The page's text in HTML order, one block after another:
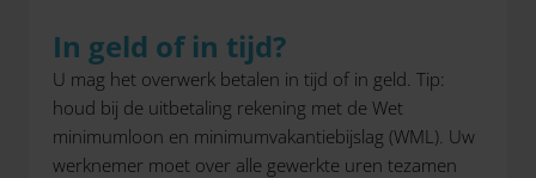
In geld of in tijd?
U mag het overwerk betalen in tijd of in geld. Tip:
houd bij de uitbetaling rekening met de Wet
minimumloon en minimumvakantiebijslag (WML). Uw
werknemer moet over alle gewerkte uren tezamen